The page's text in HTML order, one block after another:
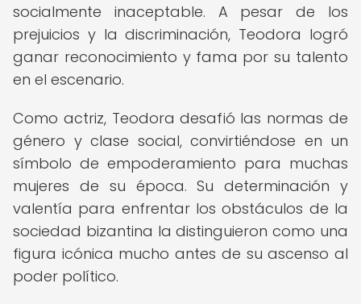
socialmente inaceptable. A pesar de los
prejuicios y la discriminación, Teodora logró
ganar reconocimiento y fama por su talento
en el escenario.
Como actriz, Teodora desafió las normas de
género y clase social, convirtiéndose en un
símbolo de empoderamiento para muchas
mujeres de su época. Su determinación y
valentía para enfrentar los obstáculos de la
sociedad bizantina la distinguieron como una
figura icónica mucho antes de su ascenso al
poder político.